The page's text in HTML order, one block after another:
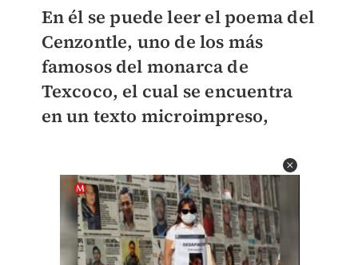
En él se puede leer el poema del
Cenzontle, uno de los más
famosos del monarca de
Texcoco, el cual se encuentra
en un texto microimpreso,